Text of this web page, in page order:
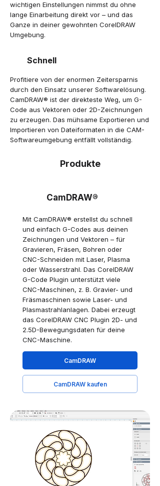
wichtigen Einstellungen nimmst du ohne
lange Einarbeitung direkt vor – und das
Ganze in deiner gewohnten CorelDRAW
Umgebung.
Schnell
Profitiere von der enormen Zeitersparnis
durch den Einsatz unserer Softwarelösung.
CamDRAW® ist der direkteste Weg, um G-
Code aus Vektoren oder 2D-Zeichnungen
zu erzeugen. Das mühsame Exportieren und
Importieren von Dateiformaten in die CAM-
Softwareumgebung entfällt vollständig.
Produkte
CamDRAW®
Mit CamDRAW® erstellst du schnell
und einfach G-Codes aus deinen
Zeichnungen und Vektoren – für
Gravieren, Fräsen, Bohren oder
CNC-Schneiden mit Laser, Plasma
oder Wasserstrahl. Das CorelDRAW
G-Code Plugin unterstützt viele
CNC-Maschinen, z. B. Gravier- und
Fräsmaschinen sowie Laser- und
Plasmastrahlanlagen. Dabei erzeugt
das CorelDRAW CNC Plugin 2D- und
2.5D-Bewegungsdaten für deine
CNC-Maschine.
CamDRAW
CamDRAW kaufen